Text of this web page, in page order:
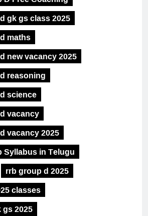
gk gs class 2025
maths
new vacancy 2025
reasoning
science
vacancy
vacancy 2025
Syllabus in Telugu
rrb group d 2025
classes
2025